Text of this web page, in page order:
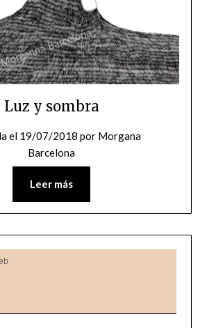
Luz y sombra
el 19/07/2018 por Morgana
Barcelona
Leer más